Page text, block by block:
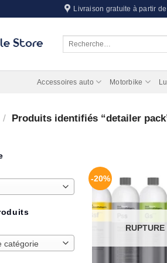
Livraison gratuite à partir
Accessoires auto Motorbike
/ Produits identifiés “detailer
catégorie
-20%